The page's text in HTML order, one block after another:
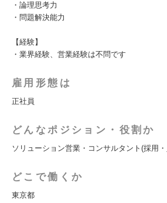
・論理思考力
・問題解決能力
【経験】
・業界経験、営業経験は不問です
雇用形態は
正社員
どんなポジション・役割か
ソリューション営業・コンサルタント(採用
どこで働くか
東京都